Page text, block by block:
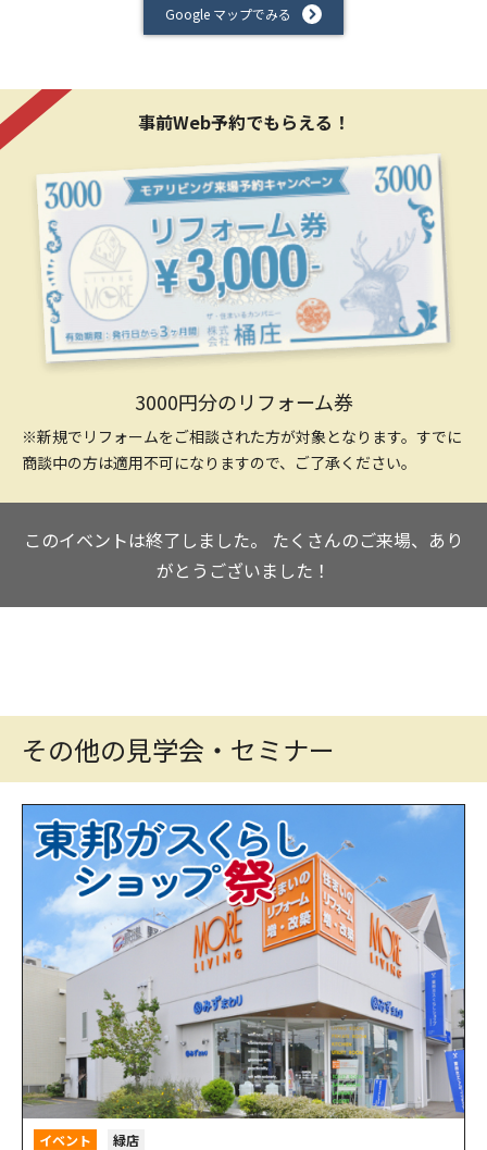
Google マップでみる
事前Web予約でもらえる！
3000円分のリフォーム券
※新規でリフォームをご相談された方が対象となります。すでに
商談中の方は適用不可になりますので、ご了承ください。
このイベントは終了しました。 たくさんのご来場、あり
がとうございました！
その他の見学会・セミナー
イベント 緑店